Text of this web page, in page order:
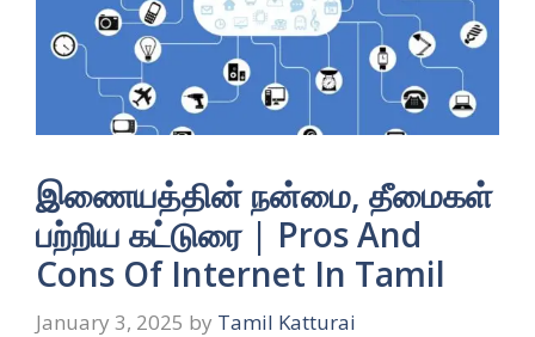
இணையத்தின் நன்மை, தீமைகள்
பற்றிய கட்டுரை | Pros And
Cons Of Internet In Tamil
January 3, 2025 by Tamil Katturai